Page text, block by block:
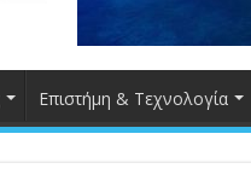
Επιστήμη & Τεχνολογία